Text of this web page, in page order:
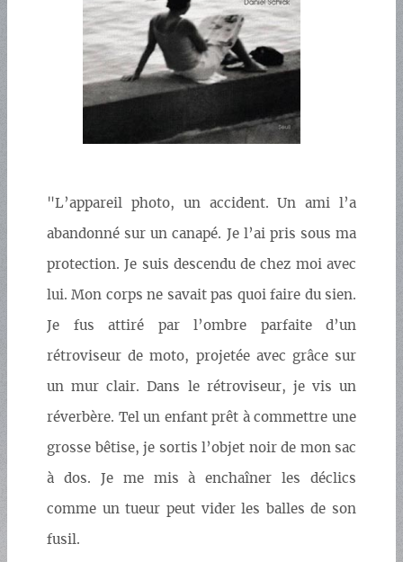
"L’appareil photo, un accident. Un ami l’a
abandonné sur un canapé. Je l’ai pris sous ma
protection. Je suis descendu de chez moi avec
lui. Mon corps ne savait pas quoi faire du sien.
Je fus attiré par l’ombre parfaite d’un
rétroviseur de moto, projetée avec grâce sur
un mur clair. Dans le rétroviseur, je vis un
réverbère. Tel un enfant prêt à commettre une
grosse bêtise, je sortis l’objet noir de mon sac
à dos. Je me mis à enchaîner les déclics
comme un tueur peut vider les balles de son
fusil.